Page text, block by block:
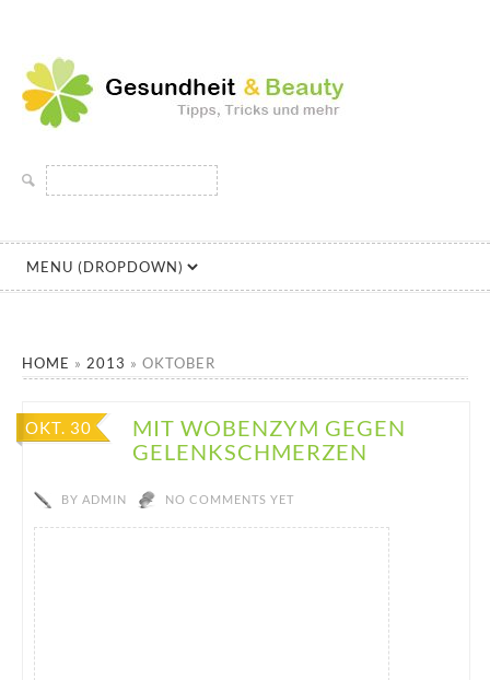
GESUNDHEIT UND
BEAUTY
Suchen
nach:
HOME » 2013 » OKTOBER
OKT. 30
MIT WOBENZYM GEGEN
GELENKSCHMERZEN
BY ADMIN NO COMMENTS YET